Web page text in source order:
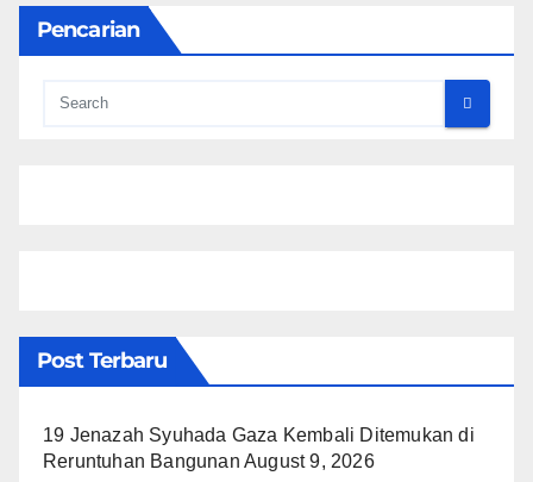
Pencarian
Post Terbaru
19 Jenazah Syuhada Gaza Kembali Ditemukan di
Reruntuhan Bangunan August 9, 2026